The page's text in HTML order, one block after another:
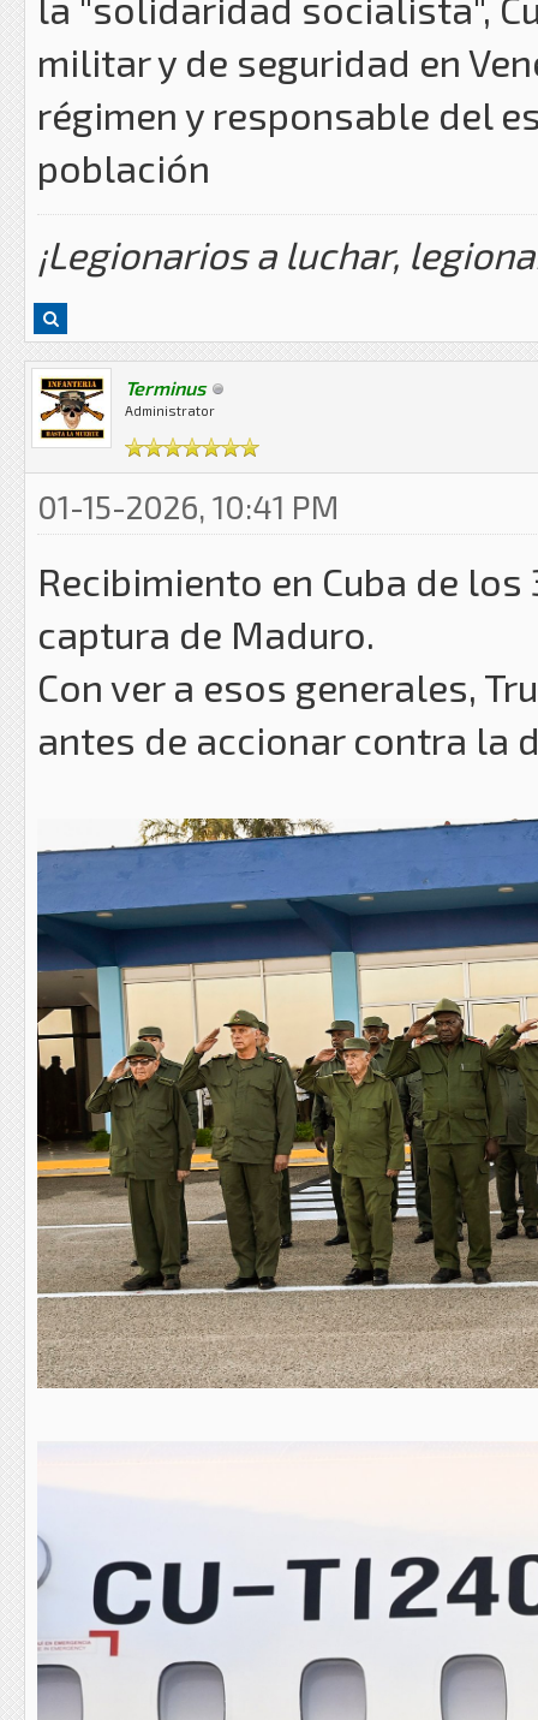
militar y de seguridad en
régimen y responsable del
población
¡Legionarios a luchar,
Terminus
Administrator
01-15-2026, 10:41 PM
Recibimiento en Cuba de
captura de Maduro.
Con ver a esos generales,
antes de accionar contra